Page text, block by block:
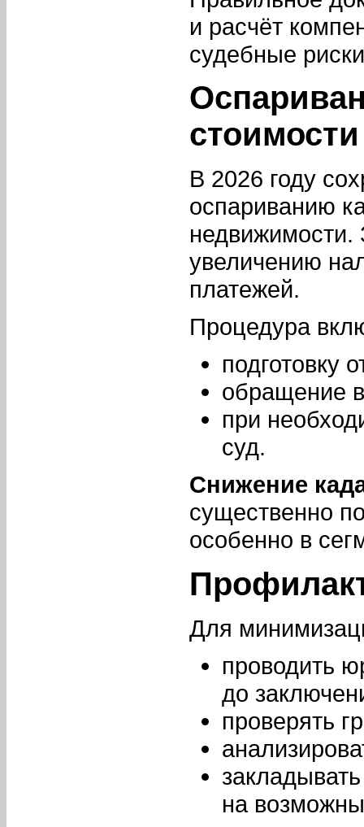
и расчёт
судебные
стоимости
В 2026 году
оспариванию
недвижимости.
увеличению
платежей.
Процедура
подготовку
обращение
при
суд.
Снижение
существенно
особенно в
Для
проводить
до
проверять
на